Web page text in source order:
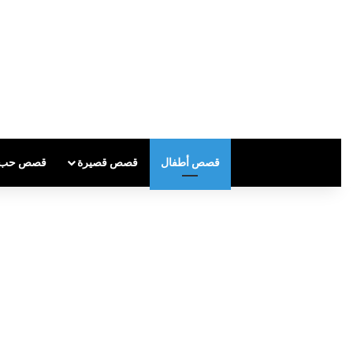
قصص أطفال قصص قصيرة قصص